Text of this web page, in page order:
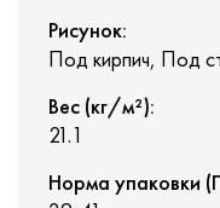
Рисунок:
Под кирпич, Под
Вес (кг/м²):
21.1
Норма упаковки